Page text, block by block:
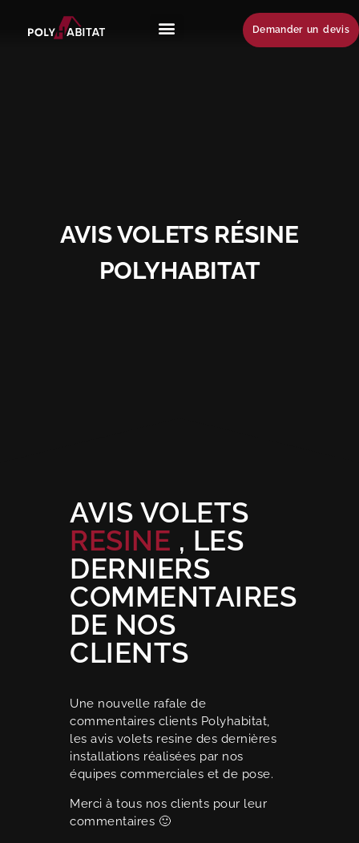
Demander un devis
AVIS VOLETS RÉSINE
POLYHABITAT
AVIS VOLETS
RESINE , LES
DERNIERS
COMMENTAIRES
DE NOS
CLIENTS
Une nouvelle rafale de
commentaires clients Polyhabitat,
les avis volets resine des dernières
installations réalisées par nos
équipes commerciales et de pose.
Merci à tous nos clients pour leur
commentaires 🙂